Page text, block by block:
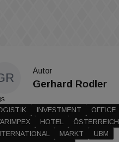
Autor
Gerhard Rodler
INVESTMENT
OFFICE
HOTEL
ÖSTERREICH
MARKT
UBM